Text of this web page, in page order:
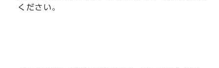
ください。